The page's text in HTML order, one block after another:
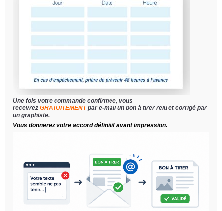
Une fois votre commande confirmée, vous
recevrez GRATUITEMENT par e-mail un bon à tirer relu et corrigé par
un graphiste.
Vous donnerez votre accord définitif avant impression.